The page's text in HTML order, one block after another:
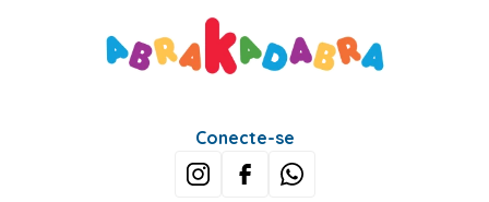
Conecte-se